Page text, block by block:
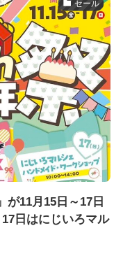
セール
が11月15日～17日
日はにじいろマル